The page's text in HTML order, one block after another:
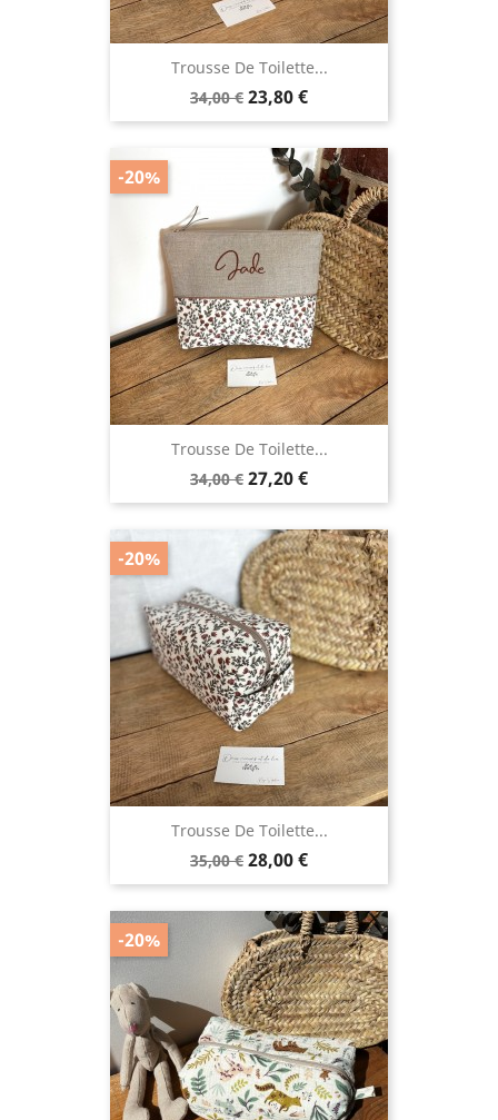
Trousse De Toilette...
Prix
de
34,00 € Prix
23,80 €
Trousse De Toilette...
Prix
de
34,00 € Prix
27,20 €
-20%
Trousse De Toilette...
Prix
de
35,00 € Prix
28,00 €
-20%
-20%